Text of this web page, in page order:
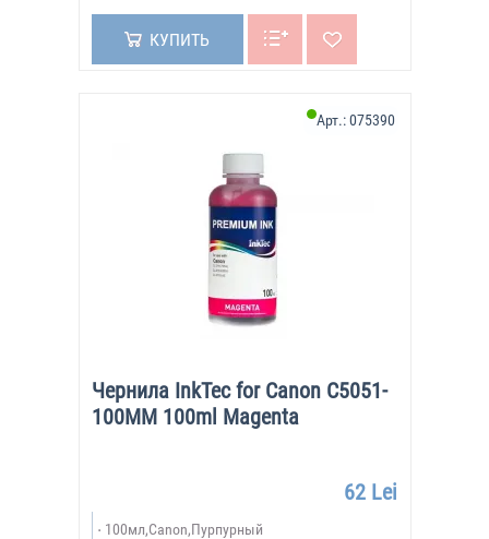
КУПИТЬ
Чернила InkTec for Canon C5051-
100MM 100ml Magenta
Арт.:075390
62 Lei
100мл,Canon,Пурпурный